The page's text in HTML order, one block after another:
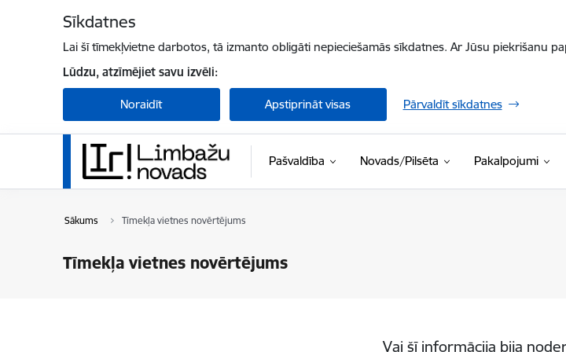
Sīkdatnes
Lai šī tīmekļvietne darbotos, tā izmanto obligāti nepieciešamās sīkdatnes. Ar Jūsu piekrišanu
Lūdzu, atzīmējiet savu izvēli:
Noraidīt Apstiprināt visas Pārvaldīt sīkdatnes
Pašvaldība Novads/Pilsēta Pakalpojumi
Sākums Tīmekļa vietnes novērtējums
Tīmekļa vietnes novērtējums
Vai šī informācija bija